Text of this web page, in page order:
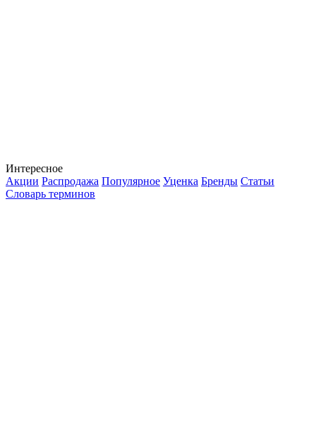
Интересное
Акции Распродажа Популярное Уценка Бренды Статьи
Словарь терминов